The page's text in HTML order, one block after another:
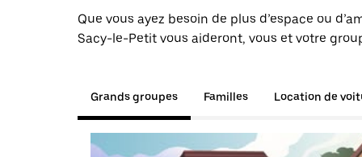
Que vous ayez besoin de plus d’espace ou
Sacy-le-Petit vous aideront, vous et votre
Grands groupes Familles Location de